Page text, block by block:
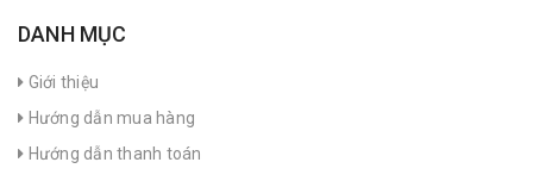
DANH MỤC
Giới thiệu
Hướng dẫn mua hàng
Hướng dẫn thanh toán